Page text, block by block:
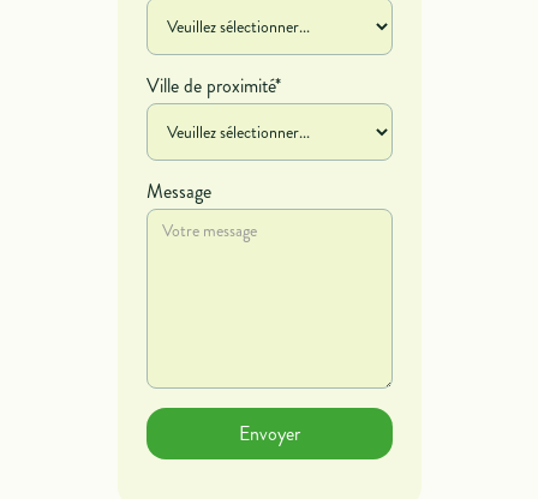
Ville de proximité*
Message